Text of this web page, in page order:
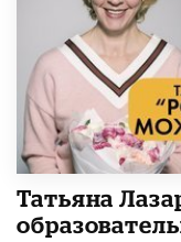
Татьяна